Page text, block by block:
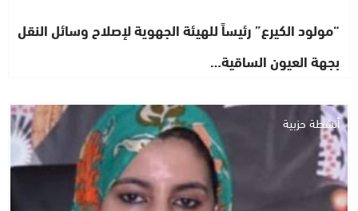
“مولود الكيرع” رئيساً للهيئة الجهوية لإصلاح وسائل النقل
بجهة العيون الساقية…
أنشطة حزبية